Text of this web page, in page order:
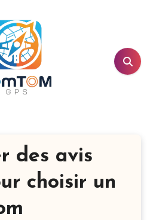
des avis
choisir un